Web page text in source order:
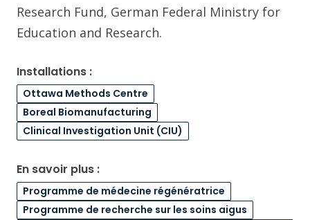
Research Fund, German Federal Ministry for
Education and Research.
Installations :
Ottawa Methods Centre
Boreal Biomanufacturing
Clinical Investigation Unit (CIU)
En savoir plus :
Programme de médecine régénératrice
Programme de recherche sur les soins aigus